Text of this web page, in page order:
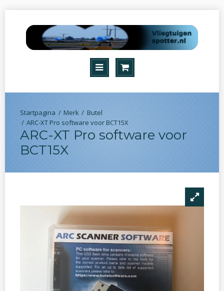
Merk
Butel
ARC-XT Pro software voor BCT15X
ARC-XT Pro software voor
BCT15X